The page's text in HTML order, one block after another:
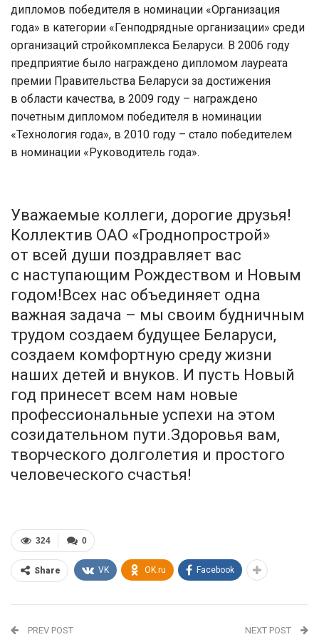
дипломов победителя в номинации «Организация
года» в категории «Генподрядные организации» среди
организаций стройкомплекса Беларуси. В 2006 году
предприятие было награждено дипломом лауреата
премии Правительства Беларуси за достижения
в области качества, в 2009 году – награждено
почетным дипломом победителя в номинации
«Технология года», в 2010 году – стало победителем
в номинации «Руководитель года».
Уважаемые коллеги, дорогие друзья!
Коллектив ОАО «Гроднопрострой»
от всей души поздравляет вас
с наступающим Рождеством и Новым
годом!Всех нас объединяет одна
важная задача – мы своим будничным
трудом создаем будущее Беларуси,
создаем комфортную среду жизни
наших детей и внуков. И пусть Новый
год принесет всем нам новые
профессиональные успехи на этом
созидательном пути.Здоровья вам,
творческого долголетия и простого
человеческого счастья!
0
324
Share VK OK.ru Facebook
PREV POST NEXT POST